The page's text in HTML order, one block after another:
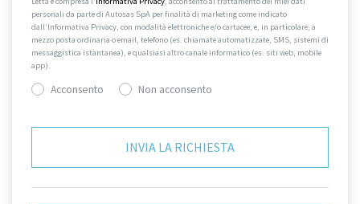
personali da parte di Autosas SpA per finalità di marketing come indicato
dall’Informativa Privacy, con modalità elettroniche e/o cartacee, e, in particolare, a
mezzo posta ordinaria o email, telefono (es. chiamate automatizzate, SMS, sistemi di
messaggistica istantanea), e qualsiasi altro canale informatico (es. siti web, mobile
app).
Acconsento Non acconsento